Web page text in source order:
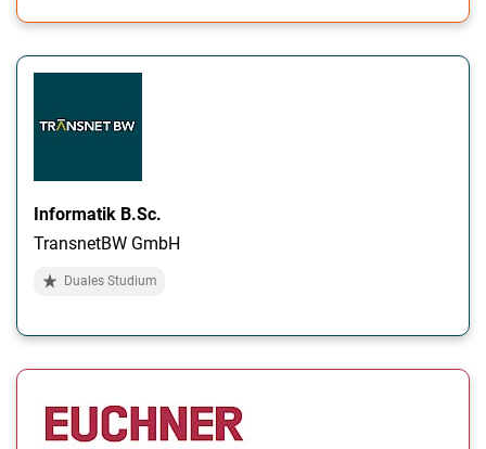
Informatik B.Sc.
TransnetBW GmbH
Duales Studium